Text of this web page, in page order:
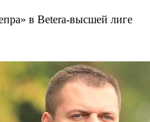
в Betera-высшей лиге